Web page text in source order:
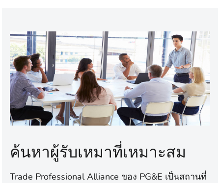
ค้นหาผู้รับเหมาที่เหมาะสม
Trade Professional Alliance ของ PG&E เป็นสถานที่